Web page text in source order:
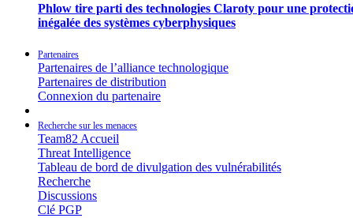
Phlow tire parti des technologies Claroty pour une
inégalée des systèmes cyberphysiques
Partenaires
Partenaires de l’alliance technologique
Partenaires de distribution
Connexion du partenaire
Recherche sur les menaces
Team82 Accueil
Threat Intelligence
Tableau de bord de divulgation des vulnérabilités
Recherche
Discussions
Clé PGP